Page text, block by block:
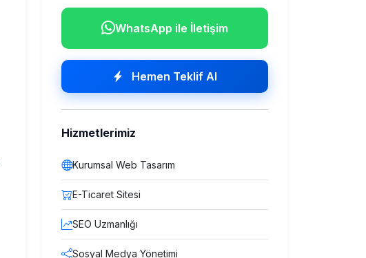
WhatsApp ile İletişim
Hemen Teklif Al
Hizmetlerimiz
Kurumsal Web Tasarım
E-Ticaret Sitesi
SEO Uzmanlığı
Sosyal Medya Yönetimi